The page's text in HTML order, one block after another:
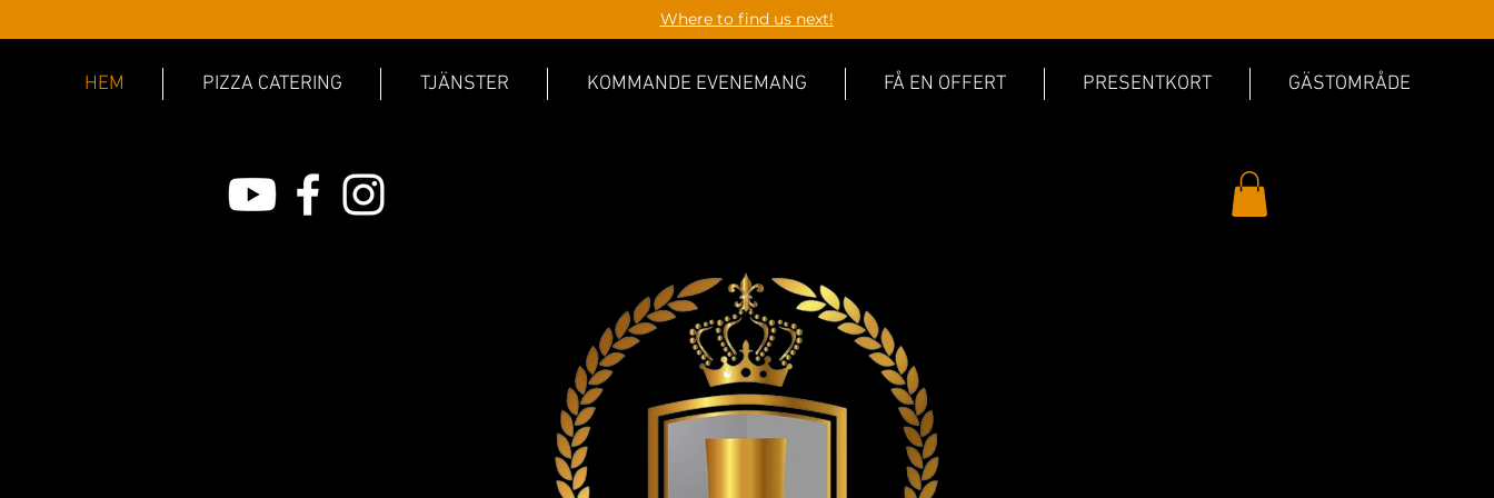
Where to find us next!
HEM PIZZA CATERING TJÄNSTER KOMMANDE EVENEMANG FÅ EN OFFERT PRESENTKORT GÄSTOMRÅDE